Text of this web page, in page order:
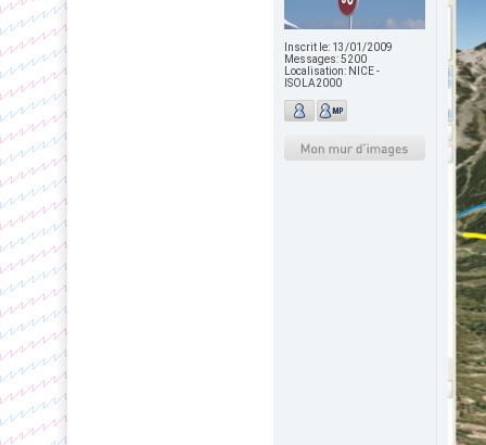
Inscrit le: 13/01/2009
Messages:5200
Localisation: NICE -
ISOLA2000